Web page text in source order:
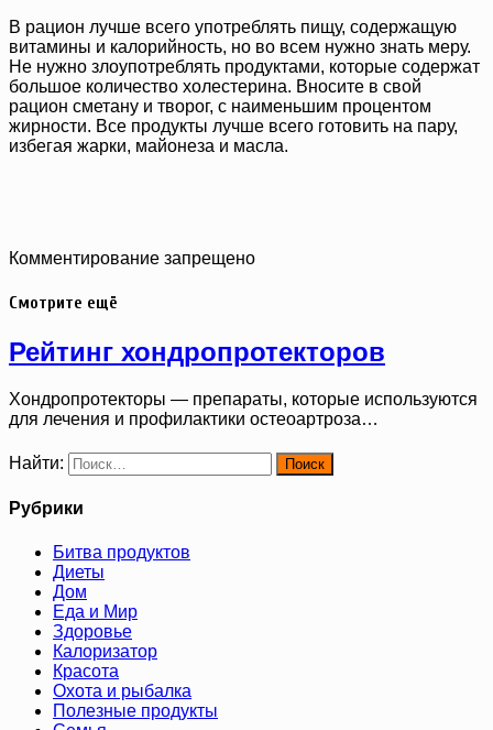
В рацион лучше всего употреблять пищу, содержащую
витамины и калорийность, но во всем нужно знать меру.
Не нужно злоупотреблять продуктами, которые содержат
большое количество холестерина. Вносите в свой
рацион сметану и творог, с наименьшим процентом
жирности. Все продукты лучше всего готовить на пару,
избегая жарки, майонеза и масла.
Комментирование запрещено
Смотрите ещё
Рейтинг хондропротекторов
Хондропротекторы — препараты, которые используются
для лечения и профилактики остеоартроза…
Найти:
Рубрики
Битва продуктов
Диеты
Дом
Еда и Мир
Здоровье
Калоризатор
Красота
Охота и рыбалка
Полезные продукты